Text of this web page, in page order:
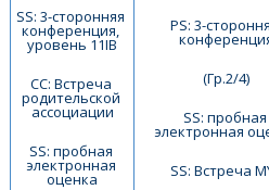
SS: 3-сторонняя
конференция,
уровень 11IB
СС: Встреча
родительской
ассоциации
SS: пробная
электронная
оценка
PS: 3-
(Гр.2/4)
SS: пробная
электронная
SS: Встреча